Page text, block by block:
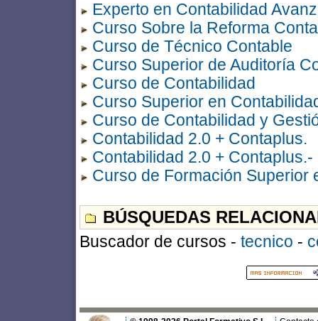
Experto en Contabilidad
Curso Sobre la Reforma
Curso de Técnico Contable
Curso Superior de Auditoría
Curso de Contabilidad
Curso Superior en
Curso de Contabilidad y
Contabilidad 2.0 + Contaplus.
Contabilidad 2.0 + Contaplus.-
Curso de Formación Superior
BÚSQUEDAS
Buscador de cursos - tecnico -